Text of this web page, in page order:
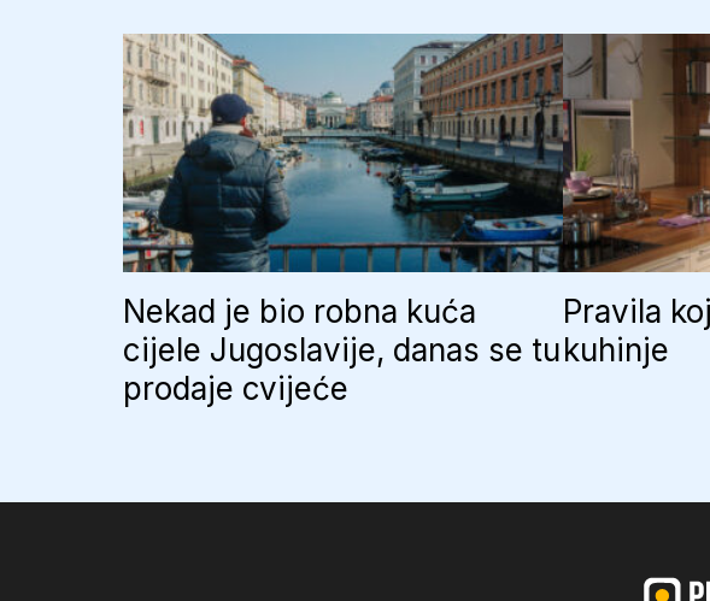
Nekad je bio robna kuća
cijele Jugoslavije, danas se tu
prodaje cvijeće
Pravila
kuhinje